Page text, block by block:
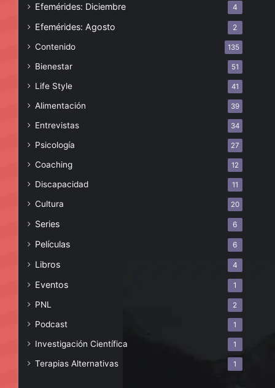
Efemérides: Diciembre 4
Efemérides: Agosto 2
Contenido 135
Bienestar 51
Life Style 41
Alimentación 39
Entrevistas 34
Psicología 27
Coaching 12
Discapacidad 11
Cultura 20
Series 6
Películas 6
Libros 4
Eventos 1
PNL 2
Podcast 1
Investigación Científica 1
Terapias Alternativas 1